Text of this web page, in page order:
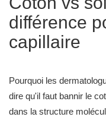
différence
capillaire
Pourquoi les
dire qu'il faut bannir le
dans la structure